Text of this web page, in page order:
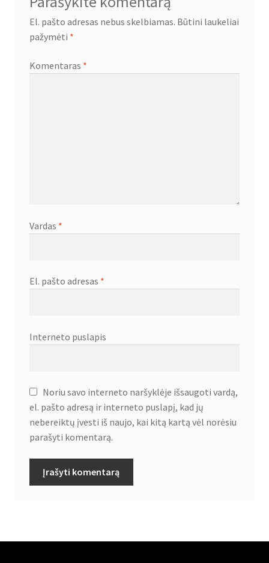
El. pašto adresas nebus skelbiamas. Būtini laukeliai
pažymėti *
Komentaras *
Vardas *
El. pašto adresas *
Interneto puslapis
Noriu savo interneto naršyklėje išsaugoti vardą,
el. pašto adresą ir interneto puslapį, kad jų
nebereiktų įvesti iš naujo, kai kitą kartą vėl norėsiu
parašyti komentarą.